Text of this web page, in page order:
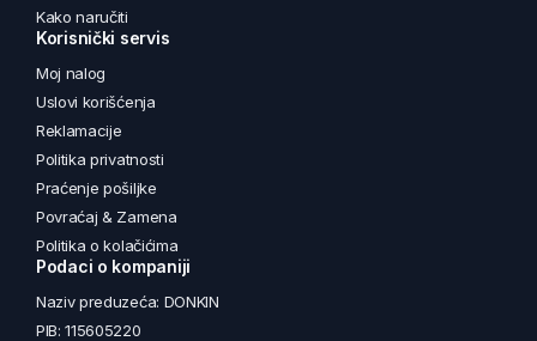
Kako naručiti
Korisnički servis
Moj nalog
Uslovi korišćenja
Reklamacije
Politika privatnosti
Praćenje pošiljke
Povraćaj & Zamena
Politika o kolačićima
Podaci o kompaniji
Naziv preduzeća: DONKIN
PIB: 115605220